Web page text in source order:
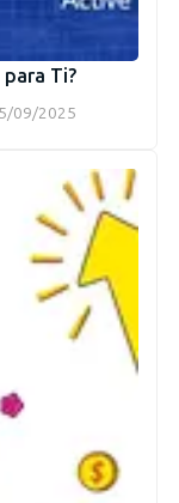
para Ti?
09/2025